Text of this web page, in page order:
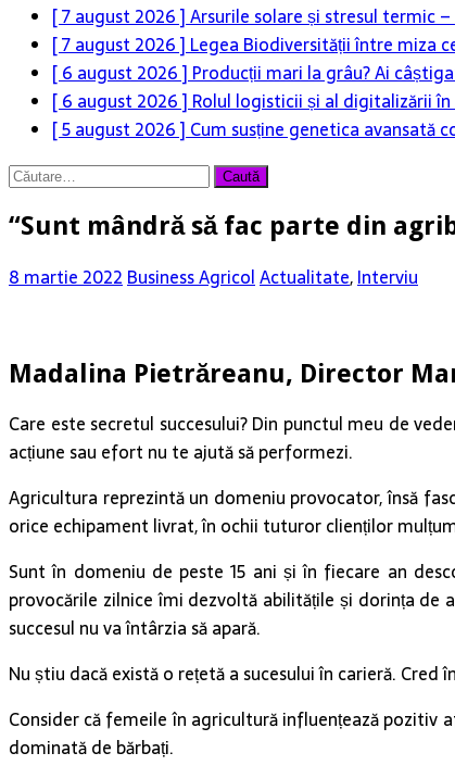
[ 7 august 2026 ]Arsurile solare și stresul termic
[ 7 august 2026 ] Legea Biodiversității între miza
[ 6 august 2026 ] Producții mari la grâu? Ai
[ 6 august 2026 ] Rolul logisticii și al digitalizării
[ 5 august 2026 ] Cum susține genetica avansată
Caută
“Sunt mândră să fac parte din
8 martie 2022 Business AgricolActualitate,Interviu
Madalina Pietrăreanu, Director
Care este secretul succesului? Din punctul meu de
acțiune sau efort nu te ajută să performezi.
Agricultura reprezintă un domeniu provocator, însă
orice echipament livrat, în ochii tuturor clienților
Sunt în domeniu de peste 15 ani și în fiecare an
provocările zilnice îmi dezvoltă abilitățile și dorința de
succesul nu va întârzia să apară.
Nu știu dacă există o rețetă a sucesului în carieră.
Consider că femeile în agricultură influențează
dominată de bărbați.